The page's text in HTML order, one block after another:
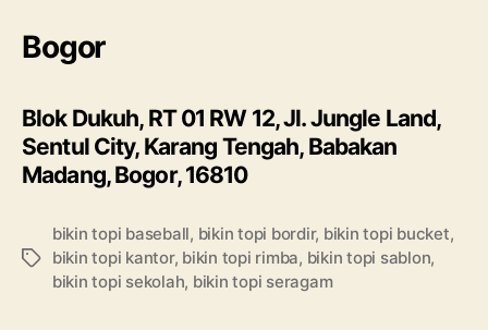
Bogor
Blok Dukuh, RT 01 RW 12, Jl. Jungle Land,
Sentul City, Karang Tengah, Babakan
Madang, Bogor, 16810
Tags
bikin topi baseball, bikin topi bordir, bikin topi bucket,
bikin topi kantor, bikin topi rimba, bikin topi sablon,
bikin topi sekolah, bikin topi seragam